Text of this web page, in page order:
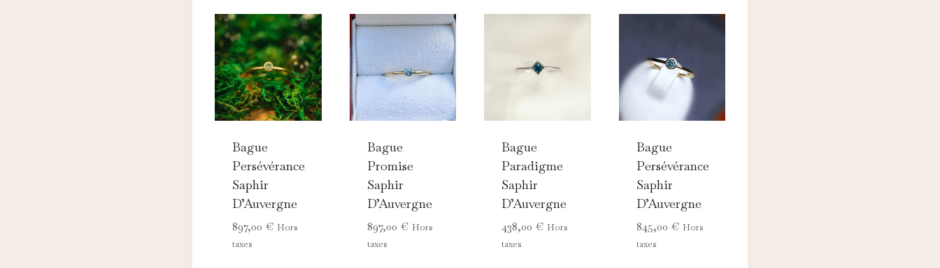
Bague
Persévérance
Saphir
D’Auvergne
897,00 € Hors
taxes
Bague
Promise
Saphir
D’Auvergne
897,00 € Hors
taxes
Bague
Paradigme
Saphir
D’Auvergne
438,00 € Hors
taxes
Bague
Persévérance
Saphir
D’Auvergne
845,00 € Hors
taxes